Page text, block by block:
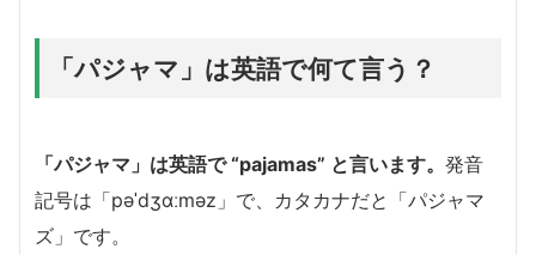
「パジャマ」は英語で何て言う？
「パジャマ」は英語で “pajamas” と言います。 発音
記号は「pəˈdʒɑːməz」で、カタカナだと「パジャマ
ズ」です。